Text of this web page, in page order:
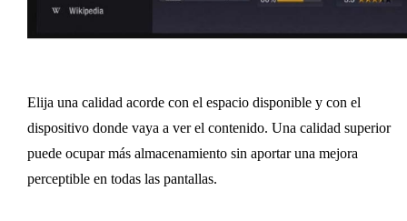
Elija una calidad acorde con el espacio disponible y con el
dispositivo donde vaya a ver el contenido. Una calidad superior
puede ocupar más almacenamiento sin aportar una mejora
perceptible en todas las pantallas.